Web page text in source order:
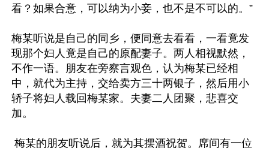
看？如果合意，可以纳为小妾，也不是不可以的。”
梅某听说是自己的同乡，便同意去看看，一看竟发
现那个妇人竟是自己的原配妻子。两人相视默然，
不作一语。朋友在旁察言观色，认为梅某已经相
中，就代为主持，交给卖方三十两银子，然后用小
轿子将妇人载回梅某家。夫妻二人团聚，悲喜交
加。